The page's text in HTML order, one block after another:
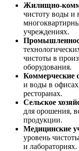
Жилищно-
чистоту воды и
учреждениях.
чистоты в
оборудования.
Коммерческие
и воды в
ресторанах.
Сельское
для орошения,
продукции.
Медицинские
уровень
и лабораториях.